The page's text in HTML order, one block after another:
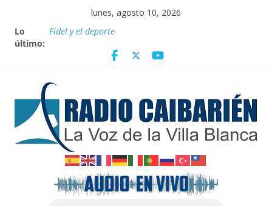
contenido
lunes, agosto 10, 2026
Lo
último:
Fidel y el deporte
Vanguardia por 3 años consecutivos
renovables en Cuba
Nota oficial del Gobierno Provincial de Villa Clara